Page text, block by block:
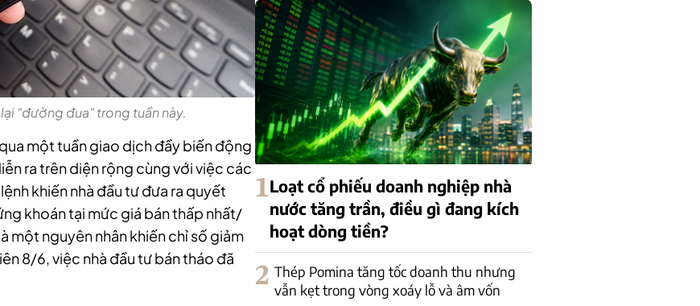
"đường đua" trong tuần này.
một tuần giao dịch đầy biến động
ra trên diện rộng cùng với việc các
khiến nhà đầu tư đưa ra quyết
khoán tại mức giá bán thấp nhất/
một nguyên nhân khiến chỉ số giảm
8/6, việc nhà đầu tư bán tháo đã
1Loạt cổ phiếu doanh nghiệp nhà
nước tăng trần, điều gì đang kích
hoạt dòng tiền?
2 Thép Pomina tăng tốc doanh thu nhưng
vẫn kẹt trong vòng xoáy lỗ và âm vốn